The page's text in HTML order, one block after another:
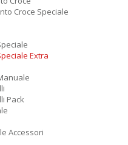
Croce Speciale
Extra
Pack
Accessori